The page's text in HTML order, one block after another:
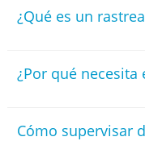
¿Qué es un
¿Por qué necesita
Cómo supervisar